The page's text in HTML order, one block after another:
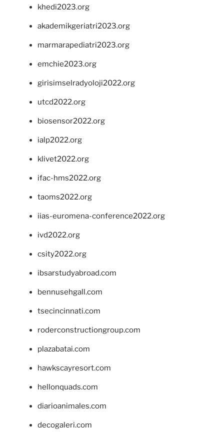
khedi2023.org
akademikgeriatri2023.org
marmarapediatri2023.org
emchie2023.org
girisimselradyoloji2022.org
utcd2022.org
biosensor2022.org
ialp2022.org
klivet2022.org
ifac-hms2022.org
taoms2022.org
iias-euromena-conference2022.org
ivd2022.org
csity2022.org
ibsarstudyabroad.com
bennusehgall.com
tsecincinnati.com
roderconstructiongroup.com
plazabatai.com
hawkscayresort.com
hellonquads.com
diarioanimales.com
decogaleri.com